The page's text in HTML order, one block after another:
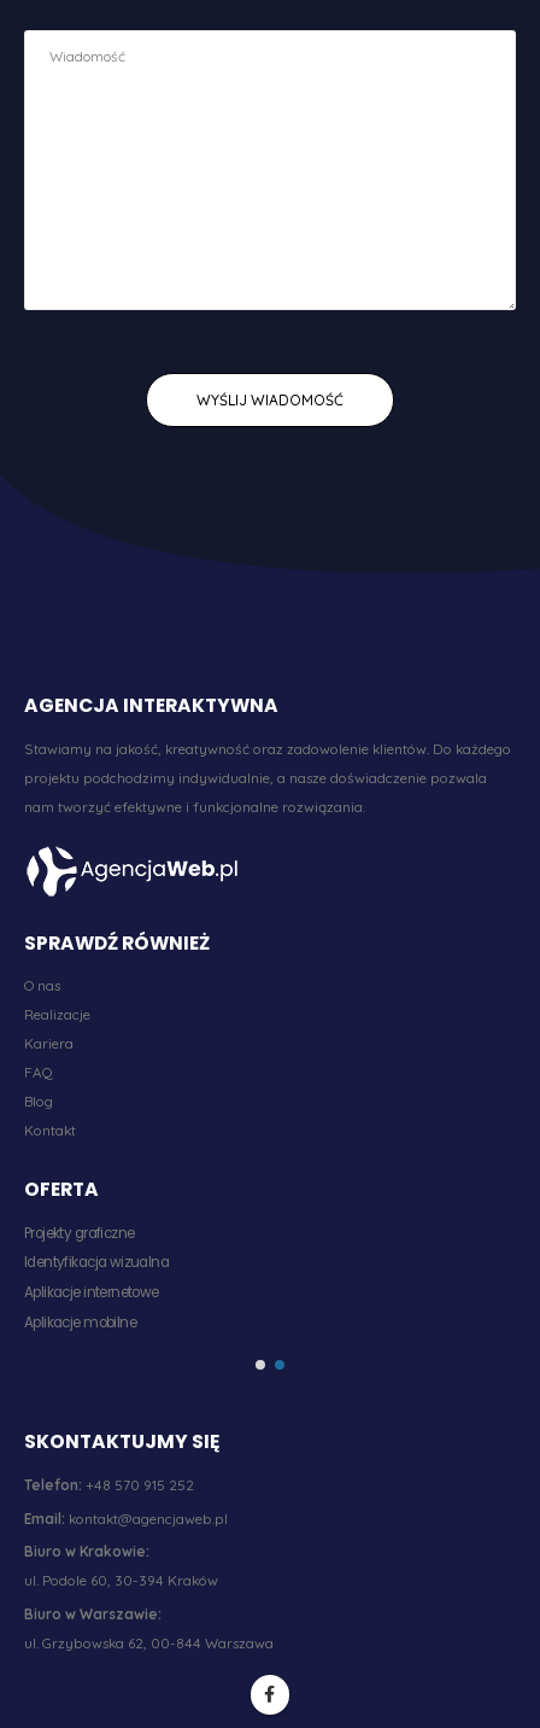
AGENCJA INTERAKTYWNA
Stawiamy na jakość, kreatywność oraz zadowolenie klientów. Do każdego
projektu podchodzimy indywidualnie, a nasze doświadczenie pozwala
nam tworzyć efektywne i funkcjonalne rozwiązania.
SPRAWDŹ RÓWNIEŻ
O nas
Realizacje
Kariera
FAQ
Blog
Kontakt
OFERTA
Projekty graficzne
Identyfikacja wizualna
Aplikacje internetowe
Aplikacje mobilne
SKONTAKTUJMY SIĘ
Telefon: +48 570 915 252
Email: kontakt@agencjaweb.pl
Biuro w Krakowie:
ul. Podole 60, 30-394 Kraków
Biuro w Warszawie:
ul. Grzybowska 62, 00-844 Warszawa